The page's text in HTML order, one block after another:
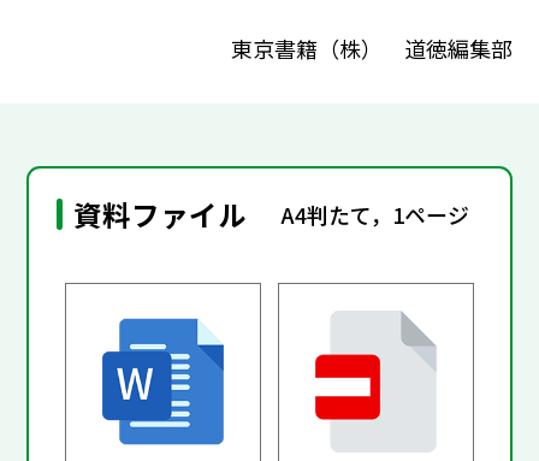
東京書籍（株） 道徳編集部
資料ファイル A4判たて，1ページ